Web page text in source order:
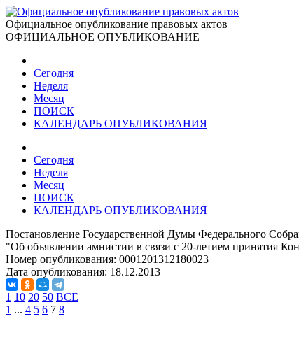
Официальное опубликование правовых актов
ОФИЦИАЛЬНОЕ ОПУБЛИКОВАНИЕ
Сегодня
Неделя
Месяц
ПОИСК
КАЛЕНДАРЬ ОПУБЛИКОВАНИЯ
Сегодня
Неделя
Месяц
ПОИСК
КАЛЕНДАРЬ ОПУБЛИКОВАНИЯ
Постановление Государственной Думы Федерального
"Об объявлении амнистии в связи с 20-летием принятия
Номер опубликования: 0001201312180023
Дата опубликования: 18.12.2013
1 10 20 50 ВСЕ
1 ... 4 5 6 7 8